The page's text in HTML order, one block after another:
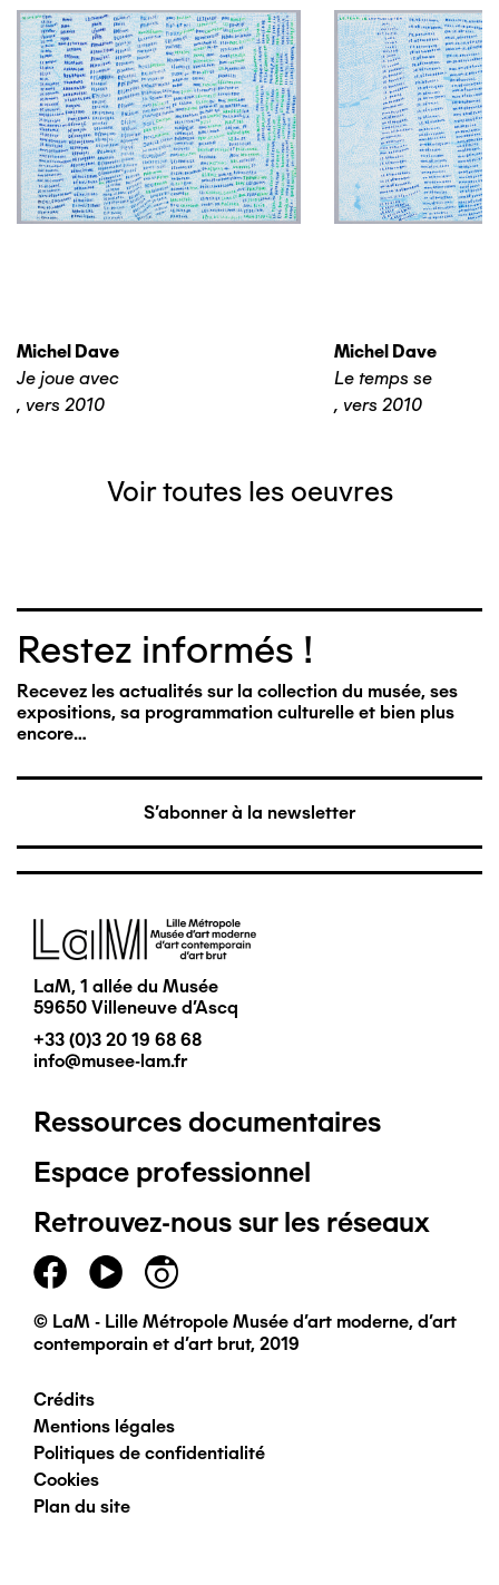
Michel Dave
Je joue avec
, vers 2010
Michel Dave
Le temps se
, vers 2010
Voir toutes les oeuvres
Restez informés !
Recevez les actualités sur la collection du musée, ses
expositions, sa programmation culturelle et bien plus
encore…
S'abonner à la newsletter
Image
LaM, 1 allée du Musée
59650 Villeneuve d'Ascq
+33 (0)3 20 19 68 68
info@musee-lam.fr
Pied
de
page
principal
Ressources documentaires
Espace professionnel
Retrouvez-nous sur les réseaux
© LaM - Lille Métropole Musée d'art moderne, d'art
contemporain et d'art brut, 2019
Pied
de
page
Crédits
Mentions légales
Politiques de confidentialité
Cookies
Plan du site